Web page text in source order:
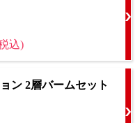
込)
ン 2層バームセット